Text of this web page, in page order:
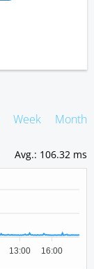
Week Month
Avg.: 106.32 ms
13:00 16:00